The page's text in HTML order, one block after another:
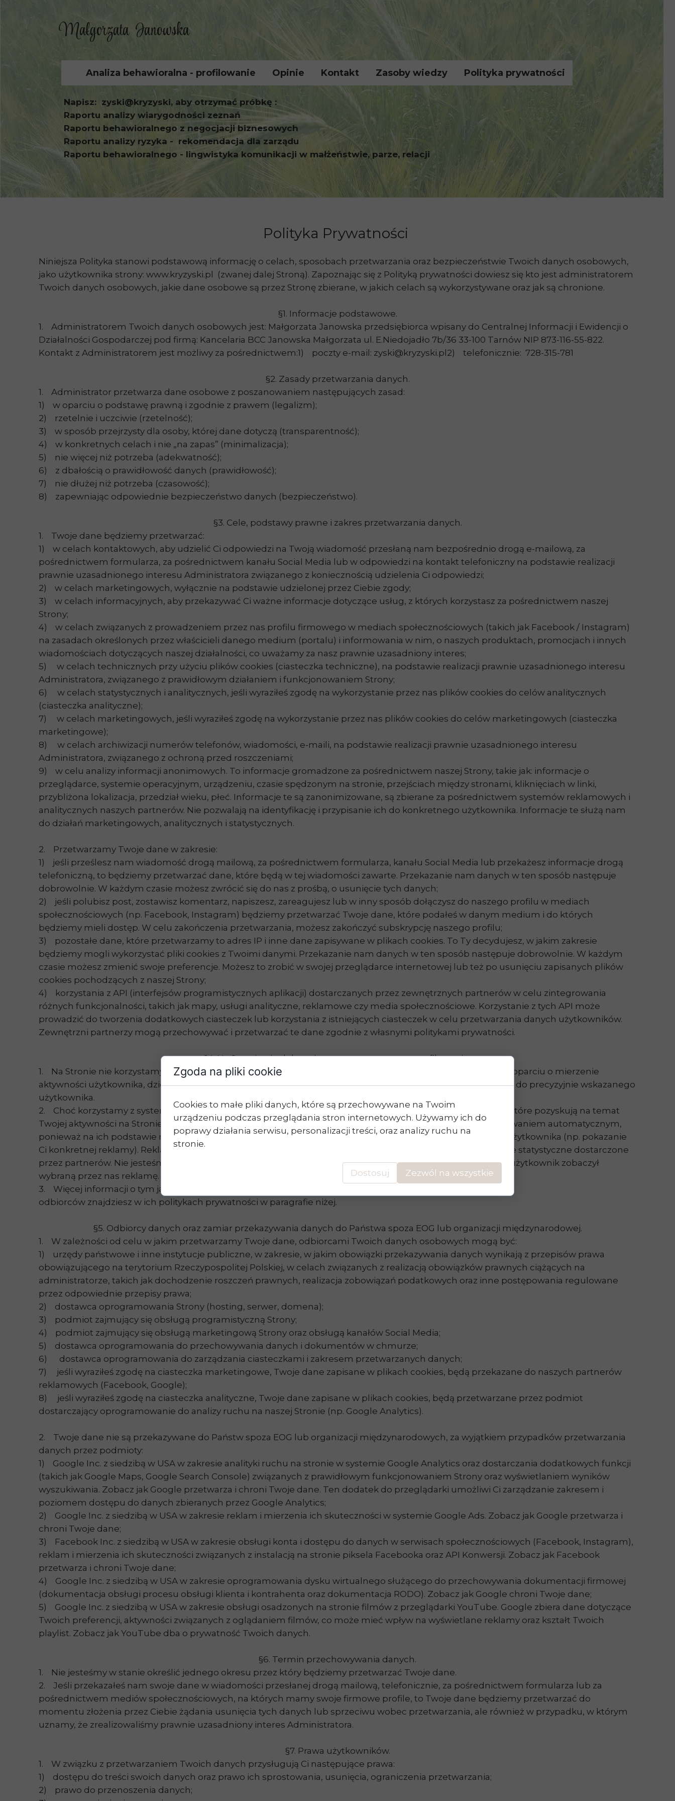
Małgorzata Janowska
Analiza behawioralna - profilowanie Opinie Kontakt Zasoby wiedzy Polityka prywatności
Napisz: zyski@kryzyski, aby otrzymać próbkę :
Raportu analizy wiarygodności zeznań
Raportu behawioralnego z negocjacji biznesowych
Raportu analizy ryzyka - rekomendacja dla zarządu
Raportu behawioralnego - lingwistyka komunikacji w małżeństwie, parze, relacji
Polityka Prywatności
Niniejsza Polityka stanowi podstawową informację o celach, sposobach przetwarzania oraz bezpieczeństwie Twoich danych osobowych,
jako użytkownika strony: www.kryzyski.pl (zwanej dalej Stroną). Zapoznając się z Polityką prywatności dowiesz się kto jest administratorem
Twoich danych osobowych, jakie dane osobowe są przez Stronę zbierane, w jakich celach są wykorzystywane oraz jak są chronione.
§1. Informacje podstawowe.
1. Administratorem Twoich danych osobowych jest: Małgorzata Janowska przedsiębiorca wpisany do Centralnej Informacji i Ewidencji o
Działalności Gospodarczej pod firmą: Kancelaria BCC Janowska Małgorzata ul. E.Niedojadło 7b/36 33-100 Tarnów NIP 873-116-55-822.
Kontakt z Administratorem jest możliwy za pośrednictwem:1) poczty e-mail: zyski@kryzyski.pl2) telefonicznie: 728-315-781
§2. Zasady przetwarzania danych.
1. Administrator przetwarza dane osobowe z poszanowaniem następujących zasad:
1) w oparciu o podstawę prawną i zgodnie z prawem (legalizm);
2) rzetelnie i uczciwie (rzetelność);
3) w sposób przejrzysty dla osoby, której dane dotyczą (transparentność);
4) w konkretnych celach i nie „na zapas” (minimalizacja);
5) nie więcej niż potrzeba (adekwatność);
6) z dbałością o prawidłowość danych (prawidłowość);
7) nie dłużej niż potrzeba (czasowość);
8) zapewniając odpowiednie bezpieczeństwo danych (bezpieczeństwo).
§3. Cele, podstawy prawne i zakres przetwarzania danych.
1. Twoje dane będziemy przetwarzać:
1) w celach kontaktowych, aby udzielić Ci odpowiedzi na Twoją wiadomość przesłaną nam bezpośrednio drogą e-mailową, za
pośrednictwem formularza, za pośrednictwem kanału Social Media lub w odpowiedzi na kontakt telefoniczny na podstawie realizacji
prawnie uzasadnionego interesu Administratora związanego z koniecznością udzielenia Ci odpowiedzi;
2) w celach marketingowych, wyłącznie na podstawie udzielonej przez Ciebie zgody;
3) w celach informacyjnych, aby przekazywać Ci ważne informacje dotyczące usług, z których korzystasz za pośrednictwem naszej
Strony;
4) w celach związanych z prowadzeniem przez nas profilu firmowego w mediach społecznościowych (takich jak Facebook / Instagram)
na zasadach określonych przez właścicieli danego medium (portalu) i informowania w nim, o naszych produktach, promocjach i innych
wiadomościach dotyczących naszej działalności, co uważamy za nasz prawnie uzasadniony interes;
5) w celach technicznych przy użyciu plików cookies (ciasteczka techniczne), na podstawie realizacji prawnie uzasadnionego interesu
Administratora, związanego z prawidłowym działaniem i funkcjonowaniem Strony;
6) w celach statystycznych i analitycznych, jeśli wyraziłeś zgodę na wykorzystanie przez nas plików cookies do celów analitycznych
(ciasteczka analityczne);
7) w celach marketingowych, jeśli wyraziłeś zgodę na wykorzystanie przez nas plików cookies do celów marketingowych (ciasteczka
marketingowe);
8) w celach archiwizacji numerów telefonów, wiadomości, e-maili, na podstawie realizacji prawnie uzasadnionego interesu
Administratora, związanego z ochroną przed roszczeniami;
9) w celu analizy informacji anonimowych. To informacje gromadzone za pośrednictwem naszej Strony, takie jak: informacje o
przeglądarce, systemie operacyjnym, urządzeniu, czasie spędzonym na stronie, przejściach między stronami, kliknięciach w linki,
przybliżona lokalizacja, przedział wieku, płeć. Informacje te są zanonimizowane, są zbierane za pośrednictwem systemów reklamowych i
analitycznych naszych partnerów. Nie pozwalają na identyfikację i przypisanie ich do konkretnego użytkownika. Informacje te służą nam
do działań marketingowych, analitycznych i statystycznych.
2. Przetwarzamy Twoje dane w zakresie:
1) jeśli prześlesz nam wiadomość drogą mailową, za pośrednictwem formularza, kanału Social Media lub przekażesz informacje drogą
telefoniczną, to będziemy przetwarzać dane, które będą w tej wiadomości zawarte. Przekazanie nam danych w ten sposób następuje
dobrowolnie. W każdym czasie możesz zwrócić się do nas z prośbą, o usunięcie tych danych;
2) jeśli polubisz post, zostawisz komentarz, napiszesz, zareagujesz lub w inny sposób dołączysz do naszego profilu w mediach
społecznościowych (np. Facebook, Instagram) będziemy przetwarzać Twoje dane, które podałeś w danym medium i do których
będziemy mieli dostęp. W celu zakończenia przetwarzania, możesz zakończyć subskrypcję naszego profilu;
3) pozostałe dane, które przetwarzamy to adres IP i inne dane zapisywane w plikach cookies. To Ty decydujesz, w jakim zakresie
będziemy mogli wykorzystać pliki cookies z Twoimi danymi. Przekazanie nam danych w ten sposób następuje dobrowolnie. W każdym
czasie możesz zmienić swoje preferencje. Możesz to zrobić w swojej przeglądarce internetowej lub też po usunięciu zapisanych plików
cookies pochodzących z naszej Strony;
4) korzystania z API (interfejsów programistycznych aplikacji) dostarczanych przez zewnętrznych partnerów w celu zintegrowania
różnych funkcjonalności, takich jak mapy, usługi analityczne, reklamowe czy media społecznościowe. Korzystanie z tych API może
prowadzić do tworzenia dodatkowych ciasteczek lub korzystania z istniejących ciasteczek w celu przetwarzania danych użytkowników.
Zewnętrzni partnerzy mogą przechowywać i przetwarzać te dane zgodnie z własnymi politykami prywatności.
§4. Na Stronie nie dokonujemy automatycznego profilowania.
1. Na Stronie nie korzystamy z automatycznego profilowania, w celu tworzenia kampanii marketingowych w oparciu o mierzenie
aktywności użytkownika, dzięki któremu bylibyśmy w stanie skierować wybrany przez nas materiał reklamowy do precyzyjnie wskazanego
użytkownika.
2. Choć korzystamy z systemów reklamowych naszych partnerów (Facebook, Google) to informacje i dane, które pozyskują na temat
Twojej aktywności na Stronie, na podstawie których możemy tworzyć kampanie marketingowe, nie są profilowaniem automatycznym,
ponieważ na ich podstawie nie jesteśmy w stanie podjąć decyzji w stosunku do Ciebie, jako do konkretnego użytkownika (np. pokazanie
Ci konkretnej reklamy). Reklamy możemy tworzyć wyłącznie dla grup użytkowników, w oparciu o ogólne dane statystyczne dostarczone
przez partnerów. Nie jesteśmy w stanie sprawić, by na podstawie danych dotyczących aktywności, konkretny użytkownik zobaczył
wybraną przez nas reklamę.
3. Więcej informacji o tym jak nasi partnerzy dokonują profilowania użytkowników i tworzą grupy
odbiorców znajdziesz w ich politykach prywatności w paragrafie niżej.
§5. Odbiorcy danych oraz zamiar przekazywania danych do Państwa spoza EOG lub organizacji międzynarodowej.
1. W zależności od celu w jakim przetwarzamy Twoje dane, odbiorcami Twoich danych osobowych mogą być:
1) urzędy państwowe i inne instytucje publiczne, w zakresie, w jakim obowiązki przekazywania danych wynikają z przepisów prawa
obowiązującego na terytorium Rzeczypospolitej Polskiej, w celach związanych z realizacją obowiązków prawnych ciążących na
administratorze, takich jak dochodzenie roszczeń prawnych, realizacja zobowiązań podatkowych oraz inne postępowania regulowane
przez odpowiednie przepisy prawa;
2) dostawca oprogramowania Strony (hosting, serwer, domena);
3) podmiot zajmujący się obsługą programistyczną Strony;
4) podmiot zajmujący się obsługą marketingową Strony oraz obsługą kanałów Social Media;
5) dostawca oprogramowania do przechowywania danych i dokumentów w chmurze;
6) dostawca oprogramowania do zarządzania ciasteczkami i zakresem przetwarzanych danych;
7) jeśli wyraziłeś zgodę na ciasteczka marketingowe, Twoje dane zapisane w plikach cookies, będą przekazane do naszych partnerów
reklamowych (Facebook, Google);
8) jeśli wyraziłeś zgodę na ciasteczka analityczne, Twoje dane zapisane w plikach cookies, będą przetwarzane przez podmiot
dostarczający oprogramowanie do analizy ruchu na naszej Stronie (np. Google Analytics).
2. Twoje dane nie są przekazywane do Państw spoza EOG lub organizacji międzynarodowych, za wyjątkiem przypadków przetwarzania
danych przez podmioty:
1) Google Inc. z siedzibą w USA w zakresie analityki ruchu na stronie w systemie Google Analytics oraz dostarczania dodatkowych funkcji
(takich jak Google Maps, Google Search Console) związanych z prawidłowym funkcjonowaniem Strony oraz wyświetlaniem wyników
wyszukiwania. Zobacz jak Google przetwarza i chroni Twoje dane. Ten dodatek do przeglądarki umożliwi Ci zarządzanie zakresem i
poziomem dostępu do danych zbieranych przez Google Analytics;
2) Google Inc. z siedzibą w USA w zakresie reklam i mierzenia ich skuteczności w systemie Google Ads. Zobacz jak Google przetwarza i
chroni Twoje dane;
3) Facebook Inc. z siedzibą w USA w zakresie obsługi konta i dostępu do danych w serwisach społecznościowych (Facebook, Instagram),
reklam i mierzenia ich skuteczności związanych z instalacją na stronie piksela Facebooka oraz API Konwersji. Zobacz jak Facebook
przetwarza i chroni Twoje dane;
4) Google Inc. z siedzibą w USA w zakresie oprogramowania dysku wirtualnego służącego do przechowywania dokumentacji firmowej
(dokumentacja obsługi procesu obsługi klienta i kontrahenta oraz dokumentacja RODO). Zobacz jak Google chroni Twoje dane;
5) Google Inc. z siedzibą w USA w zakresie obsługi osadzonych na stronie filmów z przeglądarki YouTube. Google zbiera dane dotyczące
Twoich preferencji, aktywności związanych z oglądaniem filmów, co może mieć wpływ na wyświetlane reklamy oraz kształt Twoich
playlist. Zobacz jak YouTube dba o prywatność Twoich danych.
§6. Termin przechowywania danych.
1. Nie jesteśmy w stanie określić jednego okresu przez który będziemy przetwarzać Twoje dane.
2. Jeśli przekazałeś nam swoje dane w wiadomości przesłanej drogą mailową, telefonicznie, za pośrednictwem formularza lub za
pośrednictwem mediów społecznościowych, na których mamy swoje firmowe profile, to Twoje dane będziemy przetwarzać do
momentu złożenia przez Ciebie żądania usunięcia tych danych lub sprzeciwu wobec przetwarzania, ale również w przypadku, w którym
uznamy, że zrealizowaliśmy prawnie uzasadniony interes Administratora.
§7. Prawa użytkowników.
1. W związku z przetwarzaniem Twoich danych przysługują Ci następujące prawa:
1) dostępu do treści swoich danych oraz prawo ich sprostowania, usunięcia, ograniczenia przetwarzania;
2) prawo do przenoszenia danych;
Zgoda na pliki cookie
Cookies to małe pliki danych, które są przechowywane na Twoim
urządzeniu podczas przeglądania stron internetowych. Używamy ich do
poprawy działania serwisu, personalizacji treści, oraz analizy ruchu na
stronie.
Dostosuj Zezwól na wszystkie